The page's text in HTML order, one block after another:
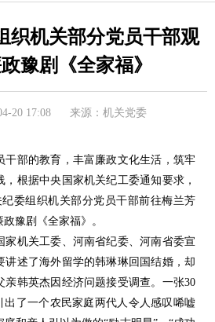
织机关部分党员干部观
豫剧《全家福》
20 17:08 来源：机关党委
部的教育，丰富廉政文化生活，筑牢
根据中央国家机关纪工委通知要求，
委组织机关部分党员干部前往梅兰芳
豫剧《全家福》。
机关工委、河南省纪委、河南省委宣
讲述了海外留学的韩琳琳回国结婚，却
亲韩英杰因经济问题接受调查。一张30
出了一个农民家庭两代人令人感叹唏嘘